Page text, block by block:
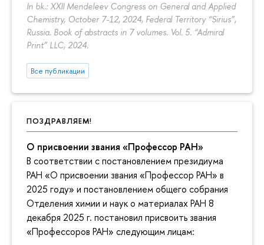
In bk.: XXII Mendeleev Congress on General and Applied
Chemistry, October 7-12, 2024, Federal Territory “Sirius”,
Russia. Book of abstracts in 7 volumes. Vol. 5. “Admiral
Print” LLC, 2024.
Все публикации
ПОЗДРАВЛЯЕМ!
О присвоении звания «Профессор РАН»
В соответствии с постановлением президиума
РАН «О присвоении звания «Профессор РАН» в
2025 году» и постановлением общего собрания
Отделения химии и наук о материалах РАН 8
декабря 2025 г. постановил присвоить звания
«Профессоров РАН» следующим лицам: